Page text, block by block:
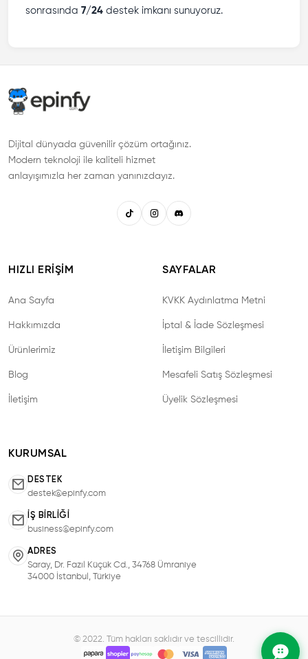
sonrasında 7/24 destek imkanı sunuyoruz.
Dijital dünyada güvenilir çözüm ortağınız.
Modern teknoloji ile kaliteli hizmet
anlayışımızla her zaman yanınızdayız.
HIZLI ERIŞIM
Ana Sayfa
Hakkımızda
Ürünlerimiz
Blog
İletişim
SAYFALAR
KVKK Aydınlatma Metni
İptal & İade Sözleşmesi
İletişim Bilgileri
Mesafeli Satış Sözleşmesi
Üyelik Sözleşmesi
KURUMSAL
DESTEK
destek@epinfy.com
İŞ BIRLIĞI
business@epinfy.com
ADRES
Saray, Dr. Fazıl Küçük Cd., 34768 Ümraniye
34000 İstanbul, Türkiye
© 2022. Tüm hakları saklıdır ve tescillidir.